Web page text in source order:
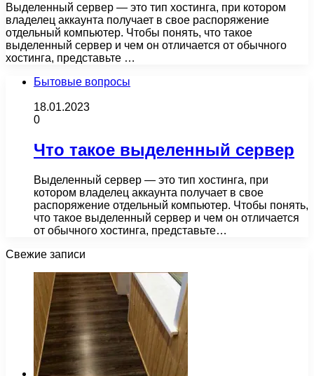
Выделенный сервер — это тип хостинга, при котором
владелец аккаунта получает в свое распоряжение
отдельный компьютер. Чтобы понять, что такое
выделенный сервер и чем он отличается от обычного
хостинга, представьте …
Бытовые вопросы
18.01.2023
0
Что такое выделенный сервер
Выделенный сервер — это тип хостинга, при
котором владелец аккаунта получает в свое
распоряжение отдельный компьютер. Чтобы понять,
что такое выделенный сервер и чем он отличается
от обычного хостинга, представьте…
Свежие записи